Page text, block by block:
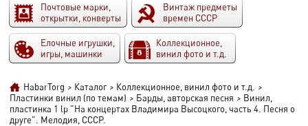
Почтовые марки,
открытки, конверты
Винтаж предметы
времен СССР
Елочные игрушки,
игры, машинки
Коллекционное,
винил фото и т.д.
HabarTorg > Каталог > Коллекционное, винил фото и т.д.
>
Пластинки винил (по темам) > Барды, авторская песня > Винил,
пластинка 1 lp "На концертах Владимира Высоцкого, часть 4. Песня о
друге". Мелодия, СССР.